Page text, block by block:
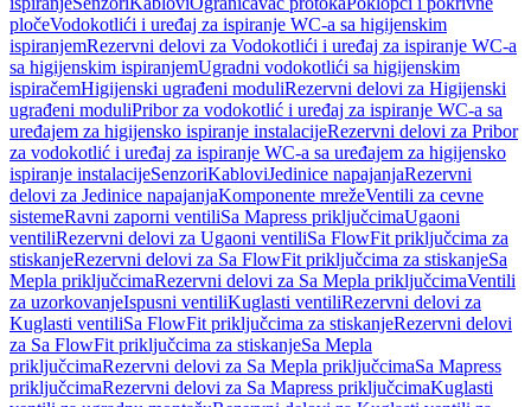
pločeVodokotlići i uređaj za ispiranje WC-a sa higijenskim
ispiranjemRezervni delovi za Vodokotlići i uređaj za ispiranje WC-a
sa higijenskim ispiranjemUgradni vodokotlići sa higijenskim
ispiračemHigijenski ugrađeni moduliRezervni delovi za Higijenski
ugrađeni moduliPribor za vodokotlić i uređaj za ispiranje WC-a sa
uređajem za higijensko ispiranje instalacijeRezervni delovi za Pribor
za vodokotlić i uređaj za ispiranje WC-a sa uređajem za higijensko
ispiranje instalacijeSenzoriKabloviJedinice napajanjaRezervni
delovi za Jedinice napajanjaKomponente mrežeVentili za cevne
sistemeRavni zaporni ventiliSa Mapress priključcimaUgaoni
ventiliRezervni delovi za Ugaoni ventiliSa FlowFit priključcima za
stiskanjeRezervni delovi za Sa FlowFit priključcima za stiskanjeSa
Mepla priključcimaRezervni delovi za Sa Mepla priključcimaVentili
za uzorkovanjeIspusni ventiliKuglasti ventiliRezervni delovi za
Kuglasti ventiliSa FlowFit priključcima za stiskanjeRezervni delovi
za Sa FlowFit priključcima za stiskanjeSa Mepla
priključcimaRezervni delovi za Sa Mepla priključcimaSa Mapress
priključcimaRezervni delovi za Sa Mapress priključcimaKuglasti